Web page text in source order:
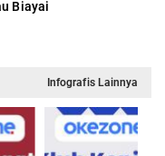
Biayai
Infografis Lainnya